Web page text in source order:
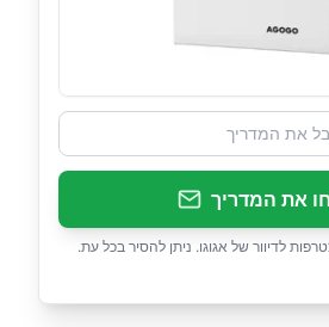
את המדריך
לדיוור של אגוגו. ניתן להסיר בכל עת.